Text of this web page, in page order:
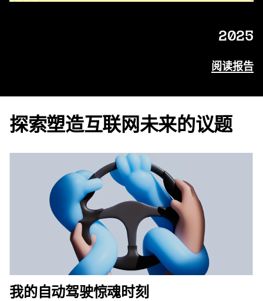
2025
阅读报告
探索塑造互联网未来的议题
我的自动驾驶惊魂时刻